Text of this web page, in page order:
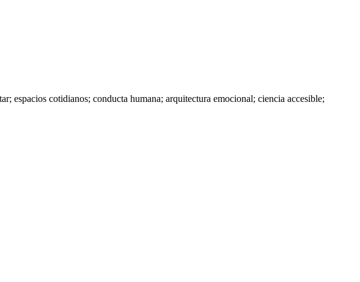
espacios cotidianos; conducta humana; arquitectura emocional; ciencia accesible;